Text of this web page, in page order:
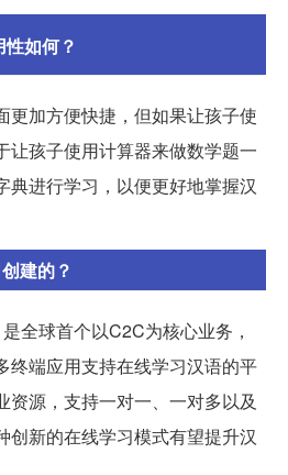
如何？
更加方便快捷，但如果让孩子使
让孩子使用计算器来做数学题一
典进行学习，以便更好地掌握汉
建的？
全球首个以C2C为核心业务，
终端应用支持在线学习汉语的平
资源，支持一对一、一对多以及
创新的在线学习模式有望提升汉